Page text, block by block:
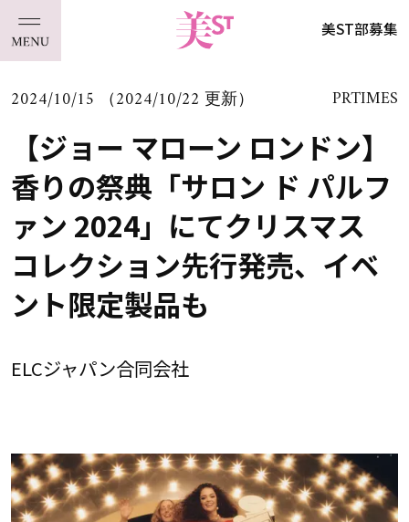
美ST部募集
2024/10/15 （2024/10/22 更新） PRTIMES
【ジョー マローン ロンドン】
香りの祭典「サロン ド パルフ
ァン 2024」にてクリスマス
コレクション先行発売、イベ
ント限定製品も
ELCジャパン合同会社